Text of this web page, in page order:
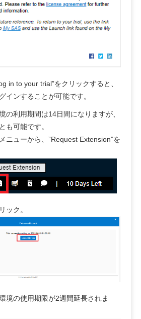
in to your trial”をクリックすると、
インすることが可能です。
の利用期間は14日間になりますが、
も可能です。
ニューから、”Request Extension”を
ック。
境の使用期限が2週間延長されま